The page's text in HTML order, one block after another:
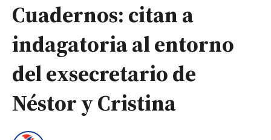
Cuadernos: citan a
indagatoria al entorno
del exsecretario de
Néstor y Cristina